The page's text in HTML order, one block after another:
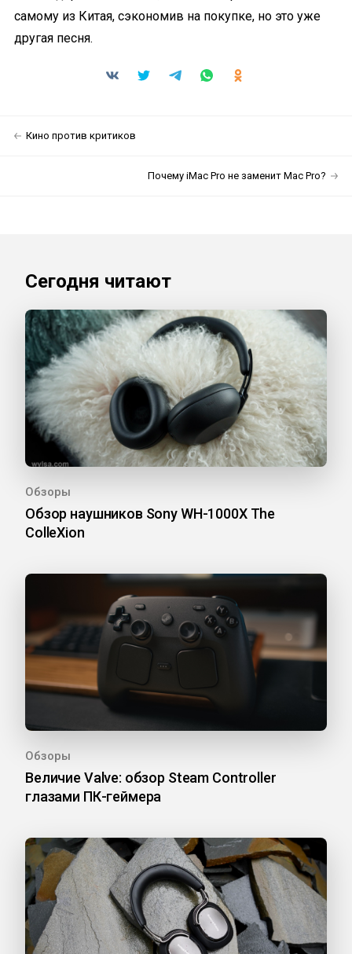
самому из Китая, сэкономив на покупке, но это уже
другая песня.
Кино против критиков
Почему iMac Pro не заменит Mac Pro?
Сегодня читают
Обзоры
Обзор наушников Sony WH-1000X The
ColleXion
Обзоры
Величие Valve: обзор Steam Controller
глазами ПК-геймера